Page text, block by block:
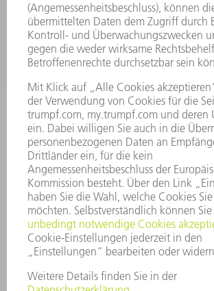
BRANCHEN
UNTERNEHMEN
KARRIERE
STELLENANGEBOTE
UNTERNEHMENSPROFIL
GESCHÄFTSBERICHT
UNTERNEHMENSGRUNDSÄTZE
COMPLIANCE
HINWEISGEBERSYSTEM
SECURITY
PRESSEMITTEILUNGEN
MAGAZINE
LIEFERANTEN
NACHHALTIGKEIT
UMWELT & KLIMA
SOZIALES & GESELLSCHAFT
UNTERNEHMENSFÜHRUNG